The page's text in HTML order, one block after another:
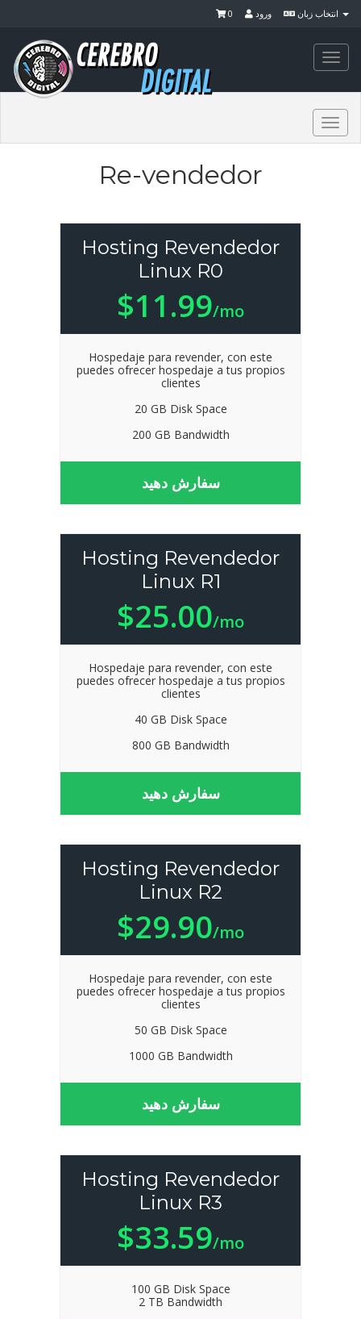
ورود 0
Re-vendedor
Hosting Revendedor
Linux R0
$11.99/mo
Hospedaje para revender, con este
puedes ofrecer hospedaje a tus propios
clientes
20 GB Disk Space
200 GB Bandwidth
سفارش دهید
Hosting Revendedor
Linux R1
$25.00/mo
Hospedaje para revender, con este
puedes ofrecer hospedaje a tus propios
clientes
40 GB Disk Space
800 GB Bandwidth
سفارش دهید
Hosting Revendedor
Linux R2
$29.90/mo
Hospedaje para revender, con este
puedes ofrecer hospedaje a tus propios
clientes
50 GB Disk Space
1000 GB Bandwidth
سفارش دهید
Hosting Revendedor
Linux R3
$33.59/mo
100 GB Disk Space
2 TB Bandwidth